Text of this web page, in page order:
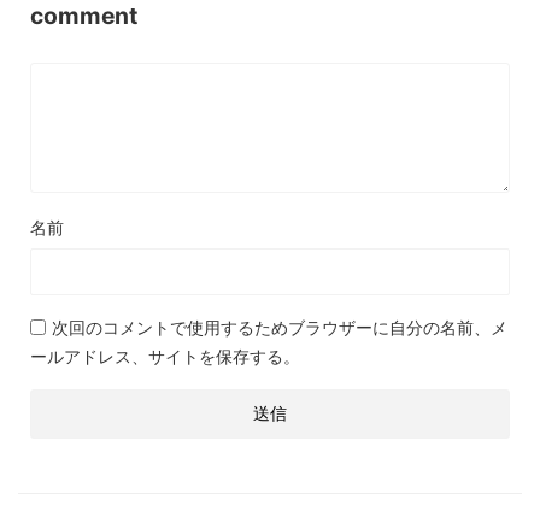
comment
名前
次回のコメントで使用するためブラウザーに自分の名前、メ
ールアドレス、サイトを保存する。